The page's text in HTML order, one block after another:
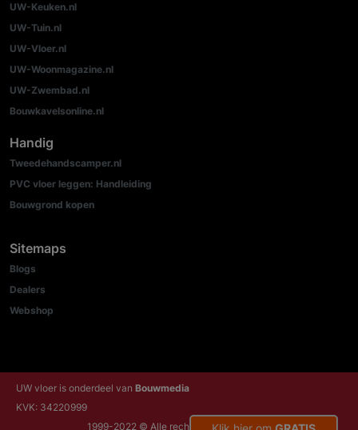
UW-Keuken.nl
UW-Tuin.nl
UW-Vloer.nl
UW-Woonmagazine.nl
UW-Zwembad.nl
Bouwkavelsonline.nl
Handig
Tweedehandscamper.nl
PVC vloer leggen: Handleiding
Bouwgrond kopen
Sitemaps
Blogs
Dealers
Webshop
UW vloer is onderdeel van Bouwmedia
KVK: 34220999
1999-2022 © Alle rechten voorbehouden